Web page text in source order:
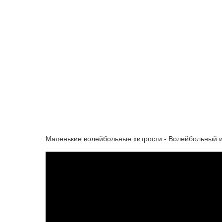
Маленькие волейбольные хитрости - Волейбольный